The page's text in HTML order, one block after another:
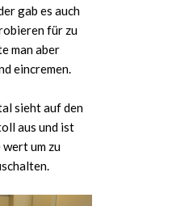
gab es auch
für zu
man aber
eincremen.
sieht auf den
aus und ist
wert um zu